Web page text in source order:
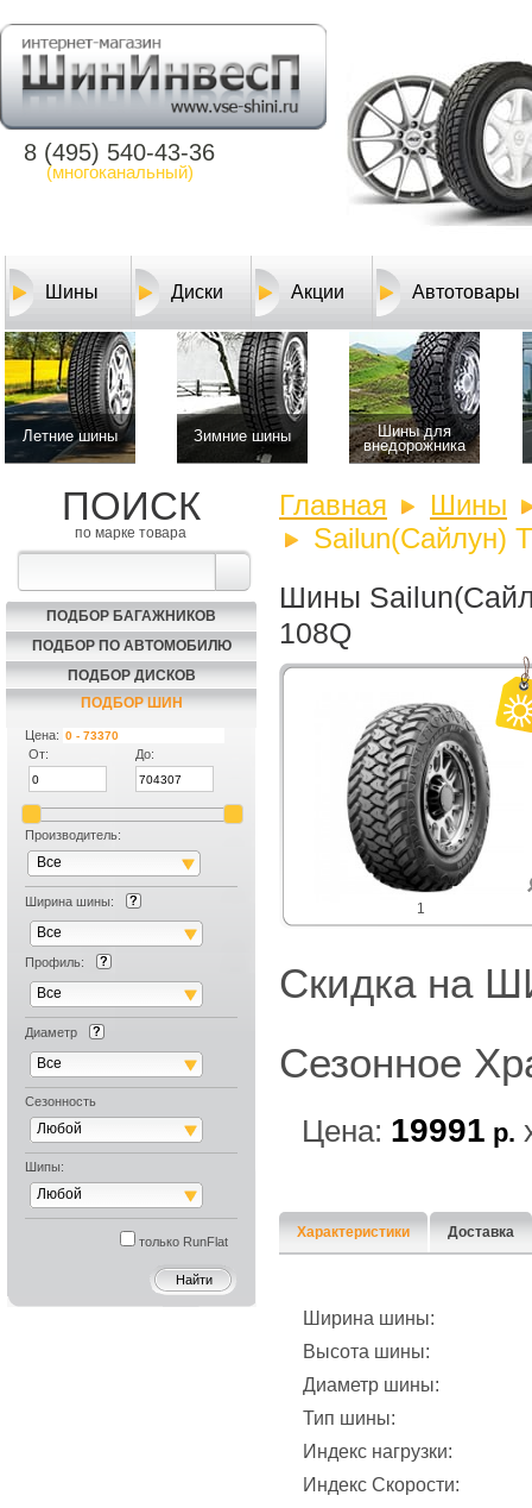
8 (495) 540-43-36
(многоканальный)
Шины Диски Акции Автотовары
Летние шины Зимние шины
Шины для
внедорожника
ПОИСК
по марке товара
ПОДБОР БАГАЖНИКОВ
ПОДБОР ПО АВТОМОБИЛЮ
ПОДБОР ДИСКОВ
ПОДБОР ШИН
Цена:
От:
До:
Производитель:
Все
Ширина шины:
Все
Профиль:
Все
Диаметр
Все
Сезонность
Любой
Шипы:
Любой
только RunFlat
Главная
Шины
Sailun(Сайлун)
Шины
108Q
1
Скидка на
Сезонное
Цена: 19991 р.
Характеристики Доставка
Ширина шины:
Высота шины:
Диаметр шины:
Тип шины:
Индекс нагрузки:
Индекс Скорости: